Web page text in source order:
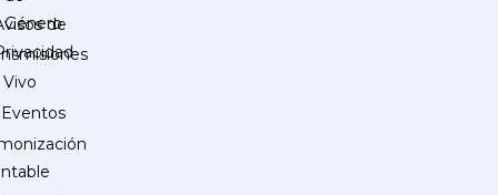
de
Género
Eventos